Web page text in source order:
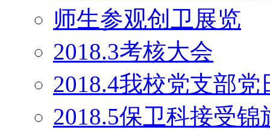
师生参观创卫展览
2018.3考核大会
2018.4我校党支部党
2018.5保卫科接受锦